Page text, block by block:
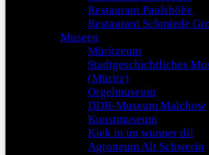
Restaurant Paulshöhe
Restaurant Schmiede
Museen
Müritzeum
Stadtgeschichtliches
(Müritz)
Orgelmuseum
DDR-Museum Malchow
Kunstmuseum
Kiek in un wunner di!
Agroneum Alt Schwerin